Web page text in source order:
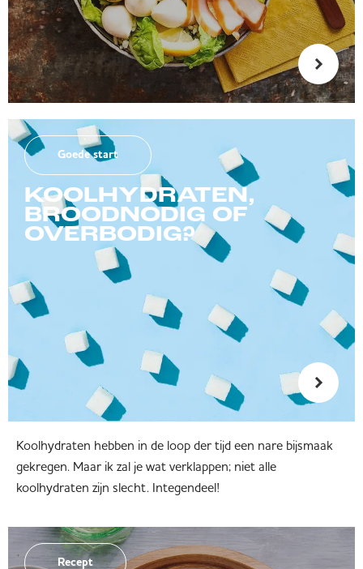
Goede start
KOOLHYDRATEN,
BROODNODIG OF
OVERBODIG?
Koolhydraten hebben in de loop der tijd een nare bijsmaak
gekregen. Maar ik zal je wat verklappen; niet alle
koolhydraten zijn slecht. Integendeel!
Recept